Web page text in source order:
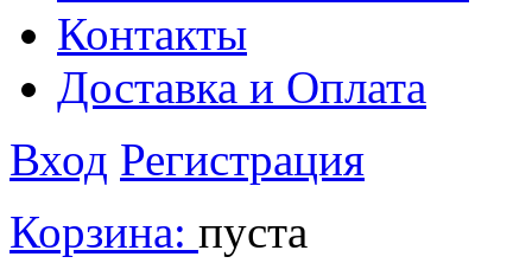
Контакты
Доставка и Оплата
Вход Регистрация
Корзина: пуста